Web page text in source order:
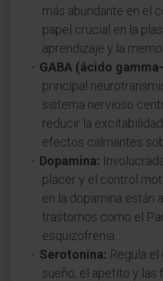
más abundante en el
papel crucial en la
aprendizaje y la
GABA (ácido
principal
sistema nervioso
reducir la
efectos calmantes
Dopamina:
placer y el control
en la dopamina están
trastornos como el
esquizofrenia.
Serotonina: Regula el
sueño, el apetito y las